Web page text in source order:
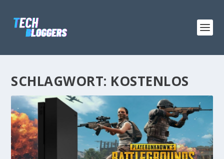
SCHLAGWORT: KOSTENLOS